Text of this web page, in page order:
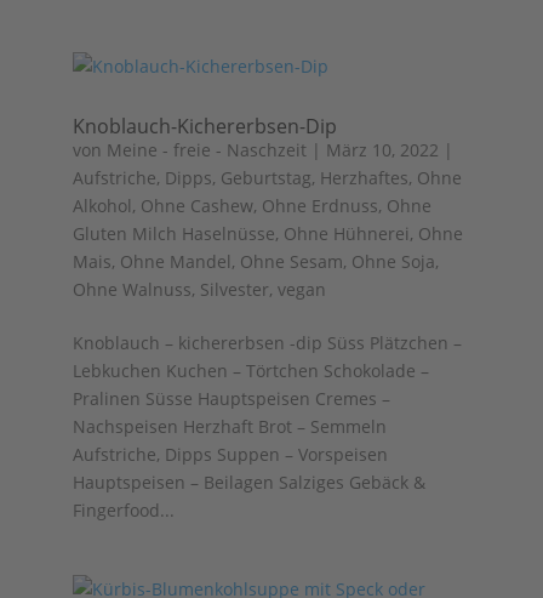
Knoblauch-Kichererbsen-Dip
von Meine - freie - Naschzeit| März 10, 2022 |
Aufstriche, Dipps, Geburtstag, Herzhaftes, Ohne
Alkohol, Ohne Cashew, Ohne Erdnuss, Ohne
Gluten Milch Haselnüsse, Ohne Hühnerei, Ohne
Mais, Ohne Mandel, Ohne Sesam, Ohne Soja,
Ohne Walnuss, Silvester, vegan
Knoblauch – kichererbsen -dip Süss Plätzchen –
Lebkuchen Kuchen – Törtchen Schokolade –
Pralinen Süsse Hauptspeisen Cremes –
Nachspeisen Herzhaft Brot – Semmeln
Aufstriche, Dipps Suppen – Vorspeisen
Hauptspeisen – Beilagen Salziges Gebäck &
Fingerfood...